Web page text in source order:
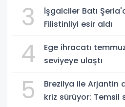
3
İşgalciler Batı
Filistinliyi esir aldı
4
Ege ihracatı
seviyeye ulaştı
5
Brezilya ile Arjantin
kriz sürüyor: Temsil